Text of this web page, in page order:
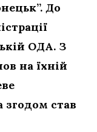
До
ОДА. З
на їхній
згодом став